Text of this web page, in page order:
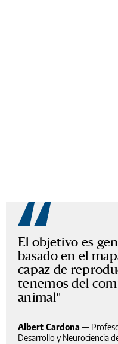
El objetivo es
basado en el
capaz de
tenemos del
animal
Albert Cardona —
Desarrollo y Neurociencia